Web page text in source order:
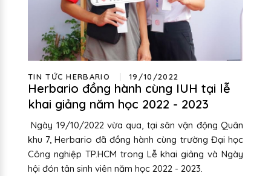
TIN TỨC HERBARIO 19/10/2022
Herbario đồng hành cùng IUH tại lễ
khai giảng năm học 2022 - 2023
Ngày 19/10/2022 vừa qua, tại sân vận động Quân
khu 7, Herbario đã đồng hành cùng trường Đại học
Công nghiệp TP.HCM trong Lễ khai giảng và Ngày
hội đón tân sinh viên năm học 2022 - 2023.